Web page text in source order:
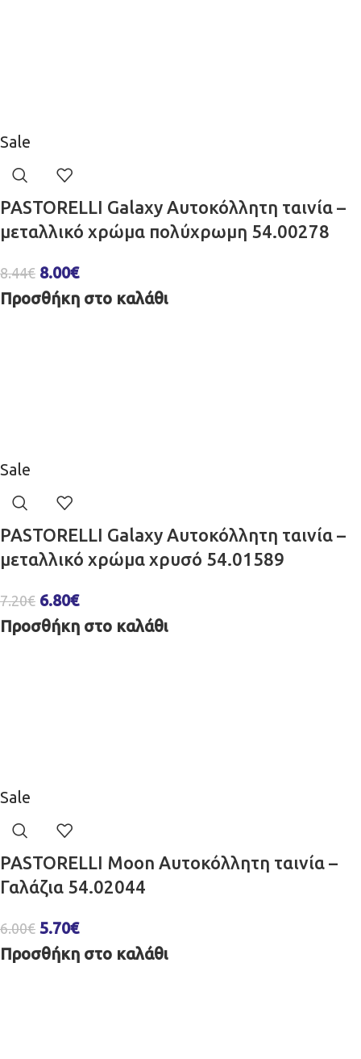
Sale
PASTORELLI Galaxy Αυτοκόλλητη ταινία –
μεταλλικό χρώμα πολύχρωμη 54.00278
8.44€ 8.00€
Προσθήκη στο καλάθι
Sale
PASTORELLI Galaxy Αυτοκόλλητη ταινία –
μεταλλικό χρώμα χρυσό 54.01589
7.20€ 6.80€
Προσθήκη στο καλάθι
Sale
PASTORELLI Moon Aυτοκόλλητη ταινία –
Γαλάζια 54.02044
6.00€ 5.70€
Προσθήκη στο καλάθι